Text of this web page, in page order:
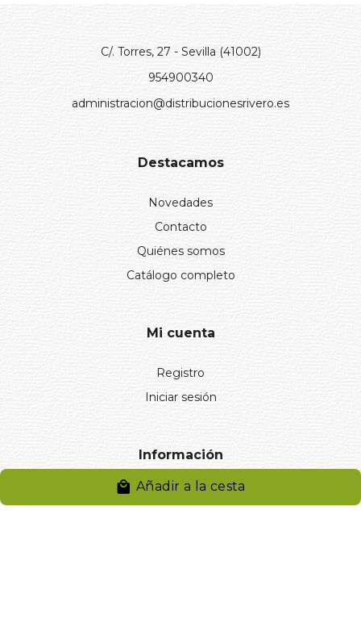
Añadir a la cesta
C/. Torres, 27 - Sevilla (41002)
954900340
administracion@distribucionesrivero.es
Destacamos
Novedades
Contacto
Quiénes somos
Catálogo completo
Mi cuenta
Registro
Iniciar sesión
Información
Aviso legal